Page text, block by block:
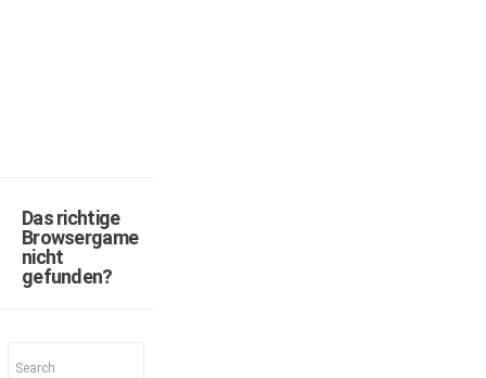
Das richtige
Browsergame
nicht
gefunden?